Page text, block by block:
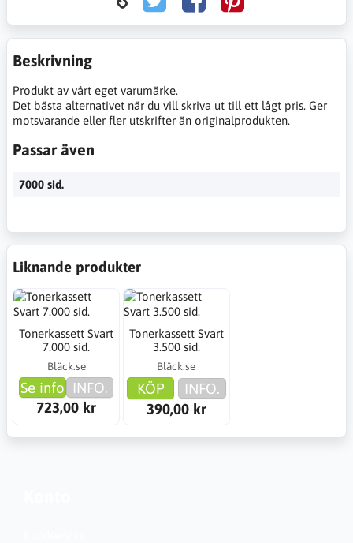
Beskrivning
Produkt av vårt eget varumärke.
Det bästa alternativet när du vill skriva ut till ett lågt pris. Ger
motsvarande eller fler utskrifter än originalprodukten.
Passar även
7000 sid.
Liknande produkter
Tonerkassett Svart
7.000 sid.
Bläck.se
Se info INFO.
723,00 kr
Tonerkassett Svart
3.500 sid.
Bläck.se
KÖP
INFO.
390,00 kr